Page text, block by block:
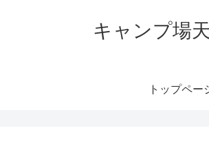
キャンプ場
トップペー